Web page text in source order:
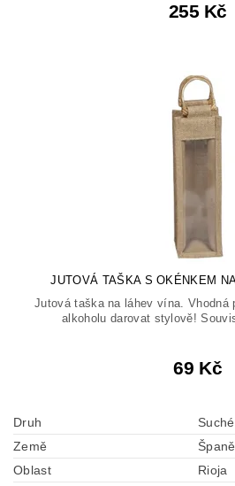
255 Kč
JUTOVÁ TAŠKA S OKÉNKEM
Jutová taška na láhev vína.
alkoholu darovat stylově!
69 Kč
Druh
Suché
Země
Oblast
Rioja